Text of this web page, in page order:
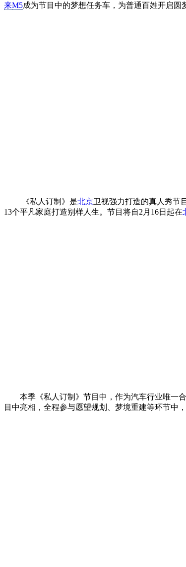
来M5成为节目中的梦想任务车，为普通百姓开启圆
《私人订制》是北京卫视强力打造的真人秀节
13个平凡家庭打造别样人生。节目将自2月16日起在
本季《私人订制》节目中，作为汽车行业唯一合
目中亮相，全程参与愿望规划、梦境重建等环节中